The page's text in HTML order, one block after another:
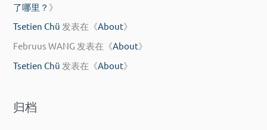
了哪里？ 》
Tsetien Chü 发表在《About》
Februus WANG 发表在《About》
Tsetien Chü 发表在《About》
归档